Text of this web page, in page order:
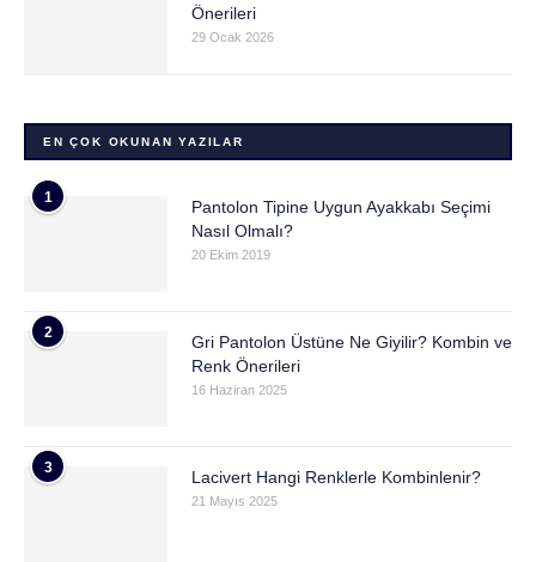
Önerileri
29 Ocak 2026
EN ÇOK OKUNAN YAZILAR
1
Pantolon Tipine Uygun Ayakkabı Seçimi
Nasıl Olmalı?
20 Ekim 2019
2
Gri Pantolon Üstüne Ne Giyilir? Kombin ve
Renk Önerileri
16 Haziran 2025
3
Lacivert Hangi Renklerle Kombinlenir?
21 Mayıs 2025